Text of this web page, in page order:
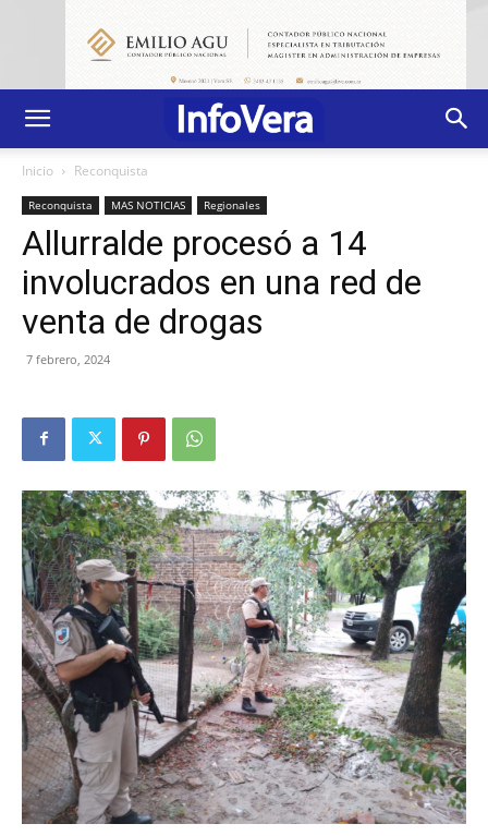
Inicio Reconquista
Reconquista MAS NOTICIAS Regionales
Allurralde procesó a 14
involucrados en una red de
venta de drogas
7 febrero, 2024